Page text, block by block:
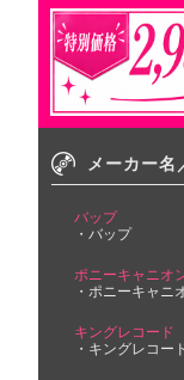
メーカー名
バップ
バップ
ポニーキャニオ
ポニーキャニ
キングレコード
キングレコー